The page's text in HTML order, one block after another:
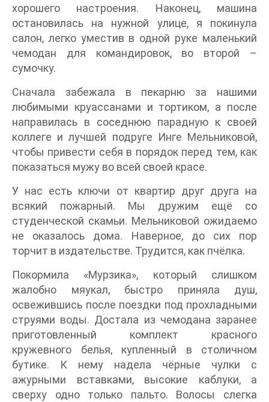
хорошего настроения. Наконец, машина
остановилась на нужной улице, я покинула
салон, легко уместив в одной руке маленький
чемодан для командировок, во второй –
сумочку.
Сначала забежала в пекарню за нашими
любимыми круассанами и тортиком, а после
направилась в соседнюю парадную к своей
коллеге и лучшей подруге Инге Мельниковой,
чтобы привести себя в порядок перед тем, как
показаться мужу во всей своей красе.
У нас есть ключи от квартир друг друга на
всякий пожарный. Мы дружим ещё со
студенческой скамьи. Мельниковой ожидаемо
не оказалось дома. Наверное, до сих пор
торчит в издательстве. Трудится, как пчёлка.
Покормила «Мурзика», который слишком
жалобно мяукал, быстро приняла душ,
освежившись после поездки под прохладными
струями воды. Достала из чемодана заранее
приготовленный комплект красного
кружевного белья, купленный в столичном
бутике. К нему надела чёрные чулки с
ажурными вставками, высокие каблуки, а
сверху одно только пальто. Волосы слегка